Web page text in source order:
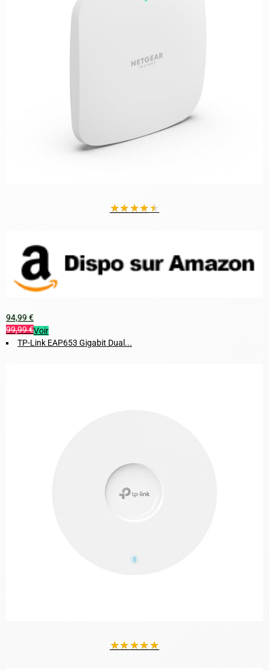
★★★★★
94,99 €
99,99 €Voir
TP-Link EAP653 Gigabit Dual...
★★★★★